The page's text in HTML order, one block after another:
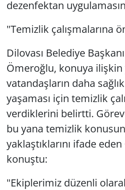
dezenfektan
"Temizlik çalışmalarına
Dilovası Belediye
Ömeroğlu, konuya ilişkin
vatandaşların daha
yaşaması için temizlik
verdiklerini belirtti.
bu yana temizlik
yaklaştıklarını ifade
konuştu:
"Ekiplerimiz düzenli